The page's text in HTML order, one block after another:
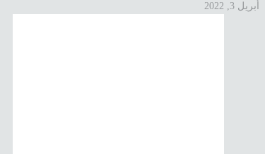
أبريل 3, 2022